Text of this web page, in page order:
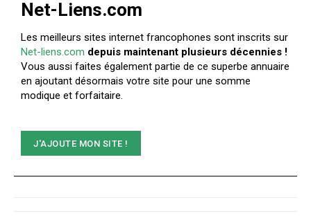
Net-Liens.com
Les meilleurs sites internet francophones sont inscrits sur
Net-liens.com depuis maintenant plusieurs décennies !
Vous aussi faites également partie de ce superbe annuaire
en ajoutant désormais votre site pour une somme
modique et forfaitaire.
J'AJOUTE MON SITE !